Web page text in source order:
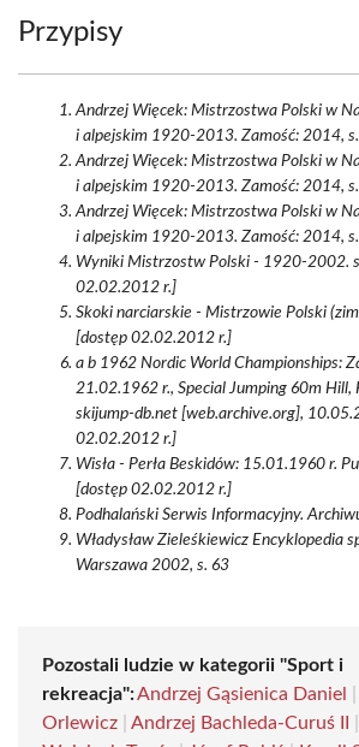
Przypisy
Andrzej Więcek: Mistrzostwa Polski w
i alpejskim 1920-2013. Zamość: 2014,
Andrzej Więcek: Mistrzostwa Polski w
i alpejskim 1920-2013. Zamość: 2014,
Andrzej Więcek: Mistrzostwa Polski w
i alpejskim 1920-2013. Zamość: 2014,
Wyniki Mistrzostw Polski - 1920-2002.
02.02.2012 r.]
Skoki narciarskie - Mistrzowie Polski
[dostęp 02.02.2012 r.]
a b 1962 Nordic World Championships:
21.02.1962 r., Special Jumping 60m Hill,
skijump-db.net [web.archive.org],
02.02.2012 r.]
Wisła - Perła Beskidów: 15.01.1960 r.
[dostęp 02.02.2012 r.]
Podhalański Serwis Informacyjny.
Władysław Zieleśkiewicz Encyklopedia
Warszawa 2002, s. 63
Pozostali ludzie w kategorii "Sport i
rekreacja":Andrzej Gąsienica Daniel
Orlewicz
Andrzej Bachleda-Curuś II